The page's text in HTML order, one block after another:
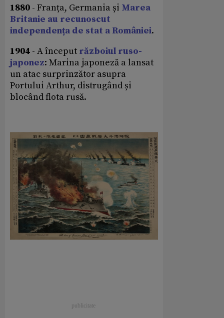
1880 - Franța, Germania și Marea
Britanie au recunoscut
independența de stat a României.
1904 - A început războiul ruso-
japonez: Marina japoneză a lansat
un atac surprinzător asupra
Portului Arthur, distrugând și
blocând flota rusă.